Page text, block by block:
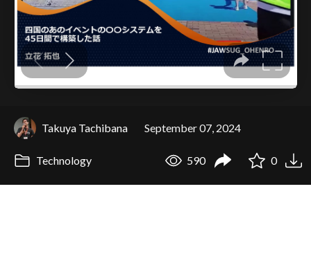
Takuya Tachibana September 07, 2024
Technology 590 0